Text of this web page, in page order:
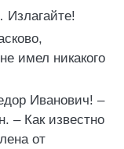
имел никакого
Иванович! –
– Как известно
от